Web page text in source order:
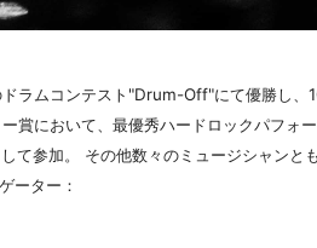
ラムコンテスト"Drum-Off"にて優勝し
において、最優秀ハードロックパフォ
加。 その他数々のミュージシャンと
ーター：